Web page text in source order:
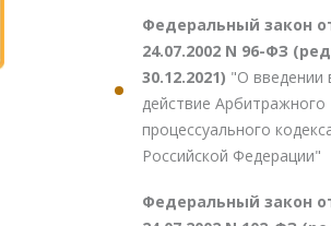
Федеральный закон
24.07.2002 N 96-ФЗ
30.12.2021) "О введении
действие Арбитражного
процессуального
Российской Федерации"
Федеральный закон